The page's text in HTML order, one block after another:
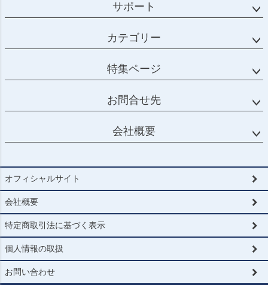
サポート
カテゴリー
特集ページ
お問合せ先
会社概要
オフィシャルサイト
会社概要
特定商取引法に基づく表示
個人情報の取扱
お問い合わせ